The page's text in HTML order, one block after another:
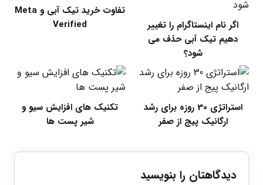
اگر نام اینستاگرام را تغییر
دهیم تیک آبی حذف می
شود؟
تفاوت خرید تیک آبی و Meta
Verified
استراتژي 30 روزه براي رشد
ارگانيک پيج از صفر
تکنیک های افزایش سیو و
شیر پست ها
دیدگاهتان را بنویسید